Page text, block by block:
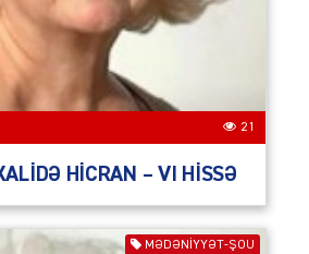
21
HİCRAN – VI HİSSƏ
MƏDƏNIYYƏT-ŞOU